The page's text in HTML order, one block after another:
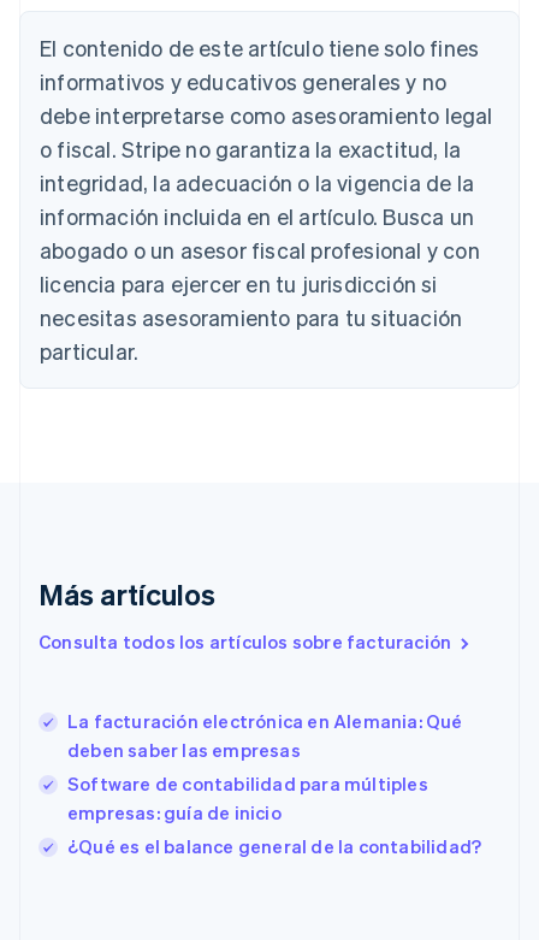
El contenido de este artículo tiene solo fines
informativos y educativos generales y no
debe interpretarse como asesoramiento legal
o fiscal. Stripe no garantiza la exactitud, la
integridad, la adecuación o la vigencia de la
información incluida en el artículo. Busca un
abogado o un asesor fiscal profesional y con
licencia para ejercer en tu jurisdicción si
necesitas asesoramiento para tu situación
particular.
Más artículos
Consulta todos los artículos sobre facturación
La facturación electrónica en Alemania: Qué
deben saber las empresas
Software de contabilidad para múltiples
empresas: guía de inicio
¿Qué es el balance general de la contabilidad?
English
Austria
Deutsch English
Bélgica
Nederlands Français English
Brasil
PortuguêsEnglish
Bulgaria
Canadá
English Français
China continental
Chipre
English
Eslovenia
English Italiano
España
EnglishEspañol简体中文
Estonia
English
EnglishSvenska
Francia